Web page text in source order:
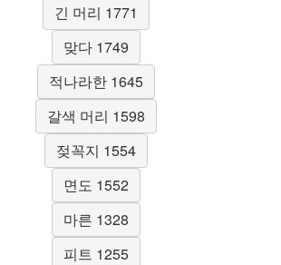
긴 머리 1771
맞다 1749
적나라한 1645
갈색 머리 1598
젖꼭지 1554
면도 1552
마른 1328
피트 1255